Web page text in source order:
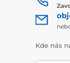
Kde nás